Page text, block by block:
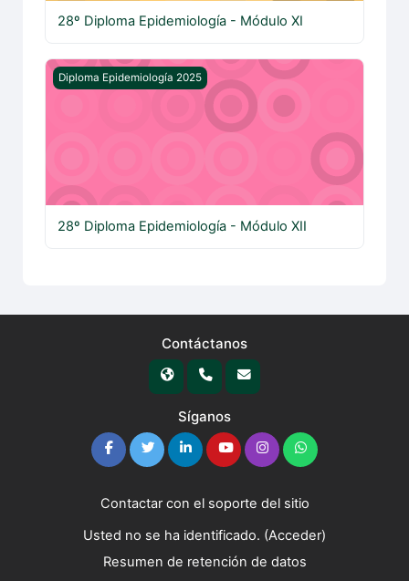
28º Diploma Epidemiología - Módulo XI
28º Diploma Epidemiología - Módulo XII
Diploma Epidemiología 2025
28º Diploma Epidemiología - Módulo XII
Contáctanos
Síganos
Contactar con el soporte del sitio
Usted no se ha identificado. (Acceder)
Resumen de retención de datos